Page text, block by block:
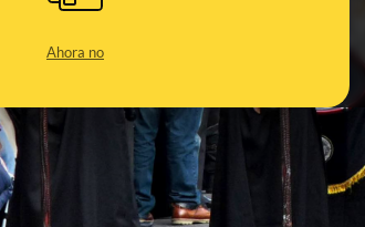
Ahora no